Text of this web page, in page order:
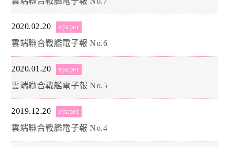
2020.02.20 epaper
雲端聯合戰艦電子報 No.6
2020.01.20 epaper
雲端聯合戰艦電子報 No.5
2019.12.20 epaper
雲端聯合戰艦電子報 No.4